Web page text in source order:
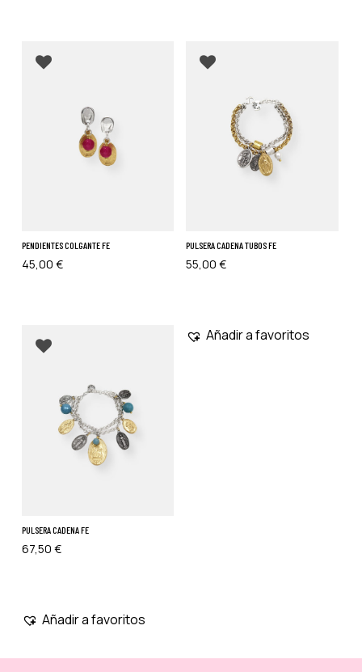
Go To Shop
Añadir a favoritos Añadir a favoritos
PENDIENTES COLGANTE FE
45,00 €
Añadir a favoritos
PULSERA CADENA TUBOS FE
55,00€
Añadir a favoritos
PULSERA CADENA FE
67,50 €
Añadir a favoritos